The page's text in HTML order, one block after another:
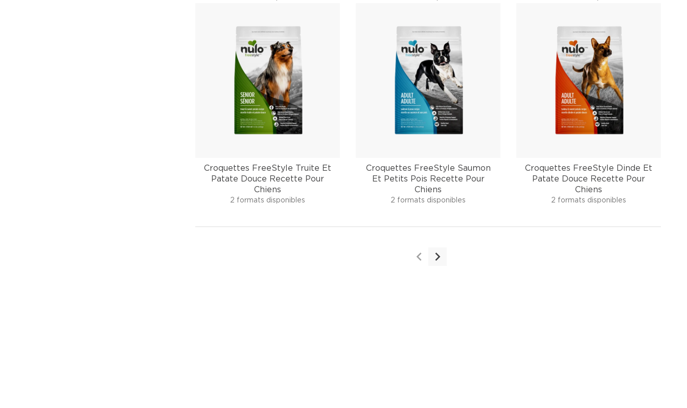
Croquettes FreeStyle Truite Et
Patate Douce Recette Pour
Chiens
2 formats disponibles
Croquettes FreeStyle Saumon
Et Petits Pois Recette Pour
Chiens
2 formats disponibles
Croquettes FreeStyle Dinde Et
Patate Douce Recette Pour
Chiens
2 formats disponibles